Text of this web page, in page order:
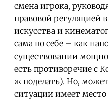
смена игрока,
правовой регуляцией
искусства и
сама по себе – как
существовании
есть противоречие с
ж поделать). Но,
ситуации имеет